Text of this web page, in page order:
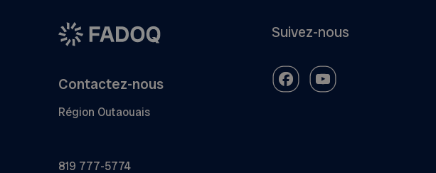
Contactez-nous
Région Outaouais
819 777-5774
Suivez-nous